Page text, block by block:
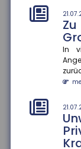
In
Wer
mehr...
von